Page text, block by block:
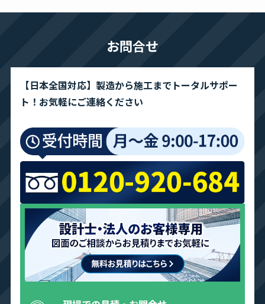
お問合せ
【日本全国対応】製造から施工までトータルサポー
ト！お気軽にご連絡ください